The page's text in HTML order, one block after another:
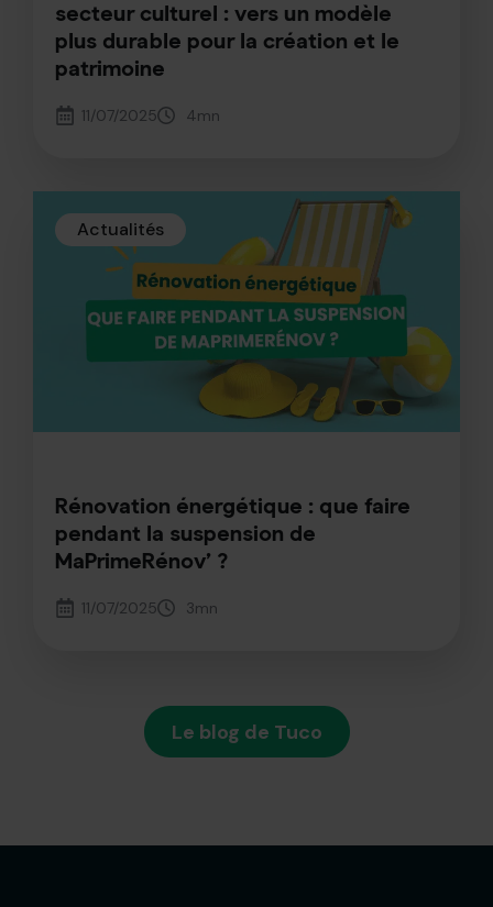
secteur culturel : vers un modèle
plus durable pour la création et le
patrimoine
11/07/2025 4mn
Actualités
Rénovation énergétique : que faire
pendant la suspension de
MaPrimeRénov’ ?
11/07/2025 3mn
Le blog de Tuco